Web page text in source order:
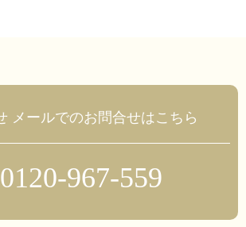
メールでのお問合せはこちら
0120-967-559